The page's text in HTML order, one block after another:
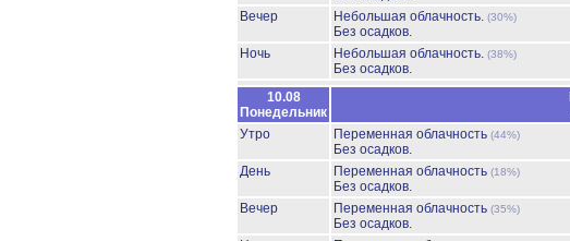
Вечер
Небольшая облачность. (30%)
Без осадков.
Ночь
Небольшая облачность. (38%)
Без осадков.
10.08
Понедельник
Утро
Переменная облачность (44%)
Без осадков.
День
Переменная облачность (18%)
Без осадков.
Вечер
Переменная облачность (35%)
Без осадков.